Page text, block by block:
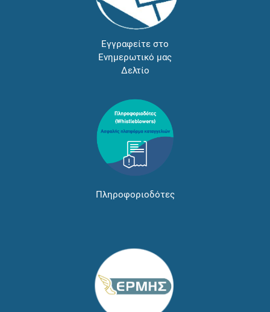
Εγγραφείτε στο
Ενημερωτικό μας
Δελτίο
Πληροφοριοδότες